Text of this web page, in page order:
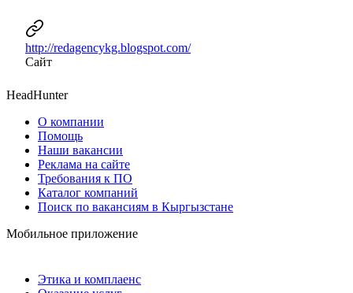
http://redagencykg.blogspot.com/
Сайт
HeadHunter
О компании
Помощь
Наши вакансии
Реклама на сайте
Требования к ПО
Каталог компаний
Поиск по вакансиям в Кыргызстане
Мобильное приложение
Этика и комплаенс